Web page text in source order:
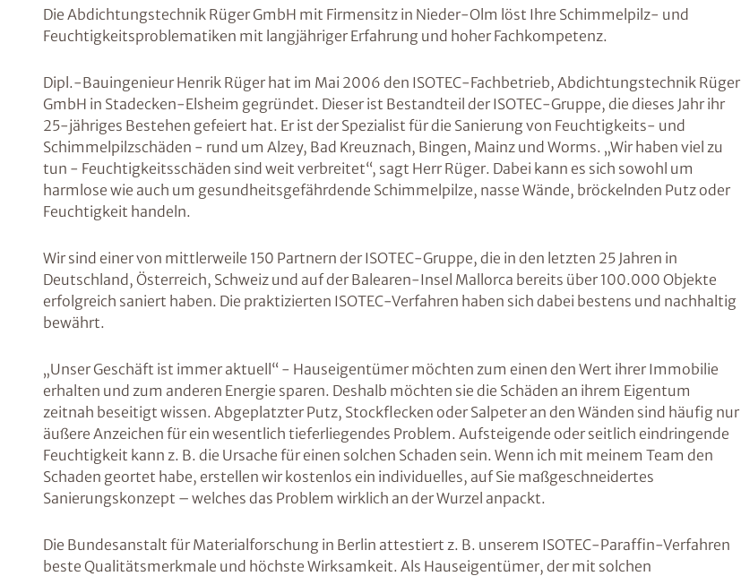
Die Abdichtungstechnik Rüger GmbH mit Firmensitz in Nieder-Olm löst Ihre Schimmelpilz- und
Feuchtigkeitsproblematiken mit langjähriger Erfahrung und hoher Fachkompetenz.
Dipl.-Bauingenieur Henrik Rüger hat im Mai 2006 den ISOTEC-Fachbetrieb, Abdichtungstechnik Rüger
GmbH in Stadecken-Elsheim gegründet. Dieser ist Bestandteil der ISOTEC-Gruppe, die dieses Jahr ihr
25-jähriges Bestehen gefeiert hat. Er ist der Spezialist für die Sanierung von Feuchtigkeits- und
Schimmelpilzschäden - rund um Alzey, Bad Kreuznach, Bingen, Mainz und Worms. „Wir haben viel zu
tun - Feuchtigkeitsschäden sind weit verbreitet“, sagt Herr Rüger. Dabei kann es sich sowohl um
harmlose wie auch um gesundheitsgefährdende Schimmelpilze, nasse Wände, bröckelnden Putz oder
Feuchtigkeit handeln.
Wir sind einer von mittlerweile 150 Partnern der ISOTEC-Gruppe, die in den letzten 25 Jahren in
Deutschland, Österreich, Schweiz und auf der Balearen-Insel Mallorca bereits über 100.000 Objekte
erfolgreich saniert haben. Die praktizierten ISOTEC-Verfahren haben sich dabei bestens und nachhaltig
bewährt.
„Unser Geschäft ist immer aktuell“ - Hauseigentümer möchten zum einen den Wert ihrer Immobilie
erhalten und zum anderen Energie sparen. Deshalb möchten sie die Schäden an ihrem Eigentum
zeitnah beseitigt wissen. Abgeplatzter Putz, Stockflecken oder Salpeter an den Wänden sind häufig nur
äußere Anzeichen für ein wesentlich tieferliegendes Problem. Aufsteigende oder seitlich eindringende
Feuchtigkeit kann z. B. die Ursache für einen solchen Schaden sein. Wenn ich mit meinem Team den
Schaden geortet habe, erstellen wir kostenlos ein individuelles, auf Sie maßgeschneidertes
Sanierungskonzept – welches das Problem wirklich an der Wurzel anpackt.
Die Bundesanstalt für Materialforschung in Berlin attestiert z. B. unserem ISOTEC-Paraffin-Verfahren
beste Qualitätsmerkmale und höchste Wirksamkeit. Als Hauseigentümer, der mit solchen